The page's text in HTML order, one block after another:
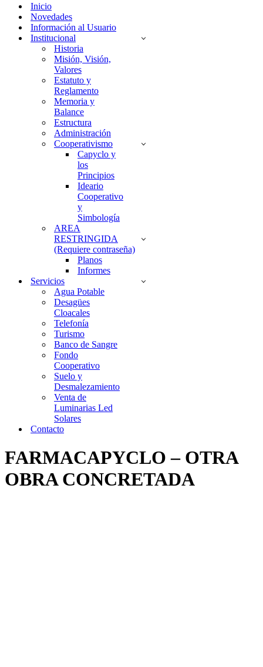
Inicio
Novedades
Información al Usuario
Institucional
Historia
Misión, Visión,
Valores
Estatuto y
Reglamento
Memoria y
Balance
Estructura
Administración
Cooperativismo
Capyclo y
los
Principios
Ideario
Cooperativo
y
Simbología
AREA
RESTRINGIDA
(Requiere contraseña)
Planos
Informes
Servicios
Agua Potable
Desagües
Cloacales
Telefonía
Turismo
Banco de Sangre
Fondo
Cooperativo
Suelo y
Desmalezamiento
Venta de
Luminarias Led
Solares
Contacto
FARMACAPYCLO – OTRA
OBRA CONCRETADA